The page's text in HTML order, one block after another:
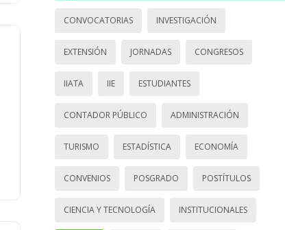
CONVOCATORIAS INVESTIGACIÓN
EXTENSIÓN JORNADAS CONGRESOS
IIATA IIE ESTUDIANTES
CONTADOR PÚBLICO ADMINISTRACIÓN
TURISMO ESTADÍSTICA ECONOMÍA
CONVENIOS POSGRADO POSTÍTULOS
CIENCIA Y TECNOLOGÍA INSTITUCIONALES